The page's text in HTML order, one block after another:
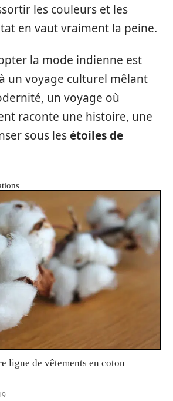
les couleurs et les
en vaut vraiment la peine.
la mode indienne est
un voyage culturel mêlant
un voyage où
raconte une histoire, une
sous lesétoiles de
ligne de vêtements en coton